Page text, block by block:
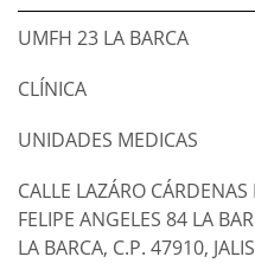
UMFH 23 LA BARCA
CLÍNICA
UNIDADES MEDICAS
CALLE LAZÁRO
FELIPE ANGELES 84 LA
LA BARCA, C.P. 47910,